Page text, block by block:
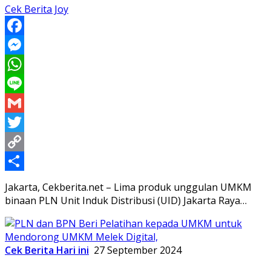
Cek Berita Joy
Facebook
Messenger
WhatsApp
Line
Gmail
Twitter
Copy
Link
Share
Jakarta, Cekberita.net – Lima produk unggulan UMKM
binaan PLN Unit Induk Distribusi (UID) Jakarta Raya…
Cek Berita Hari ini 27 September 2024